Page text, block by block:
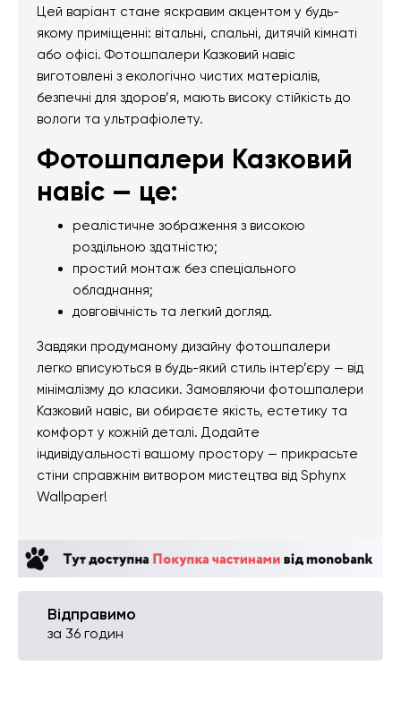
Цей варіант стане яскравим акцентом у будь-
якому приміщенні: вітальні, спальні, дитячій кімнаті
або офісі. Фотошпалери Казковий навіс
виготовлені з екологічно чистих матеріалів,
безпечні для здоров’я, мають високу стійкість до
вологи та ультрафіолету.
Фотошпалери Казковий
навіс — це:
реалістичне зображення з високою
роздільною здатністю;
простий монтаж без спеціального
обладнання;
довговічність та легкий догляд.
Завдяки продуманому дизайну фотошпалери
легко вписуються в будь-який стиль інтер’єру — від
мінімалізму до класики. Замовляючи фотошпалери
Казковий навіс, ви обираєте якість, естетику та
комфорт у кожній деталі. Додайте
індивідуальності вашому простору — прикрасьте
стіни справжнім витвором мистецтва від Sphynx
Wallpaper!
Відправимо
за 36 годин